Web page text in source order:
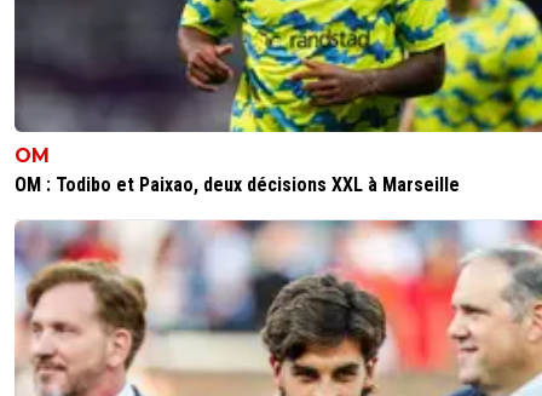
OM
OM : Todibo et Paixao, deux décisions XXL à Marseille